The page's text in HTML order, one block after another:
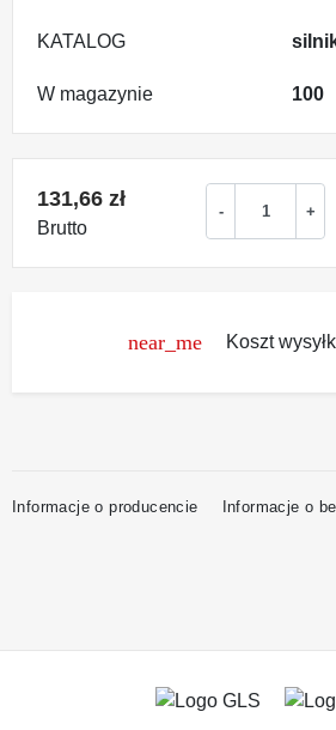
KATALOG
W magazynie 100
131,66 zł
Brutto
- +
near_me Koszt
Informacje o producencie Informacje o